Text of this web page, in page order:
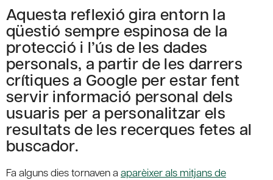
Aquesta reflexió gira entorn la
qüestió sempre espinosa de la
protecció i l’ús de les dades
personals, a partir de les darrers
crítiques a Google per estar fent
servir informació personal dels
usuaris per a personalitzar els
resultats de les recerques fetes al
buscador.
Fa alguns dies tornaven a aparèixer als mitjans de